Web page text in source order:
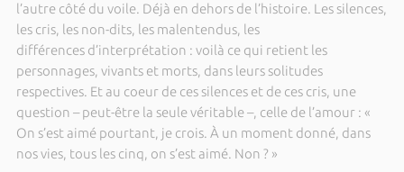
l’autre côté du voile. Déjà en dehors de l’histoire. Les silences,
les cris, les non-dits, les malentendus, les
différences d’interprétation : voilà ce qui retient les
personnages, vivants et morts, dans leurs solitudes
respectives. Et au coeur de ces silences et de ces cris, une
question – peut-être la seule véritable –, celle de l’amour : «
On s’est aimé pourtant, je crois. À un moment donné, dans
nos vies, tous les cinq, on s’est aimé. Non ? »